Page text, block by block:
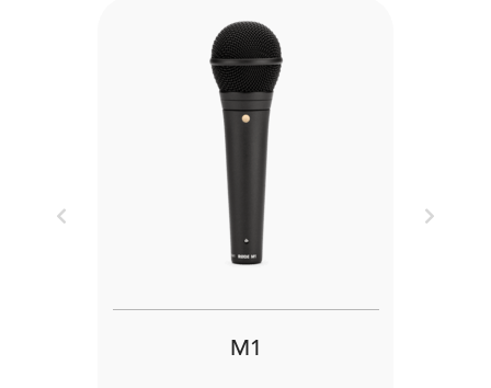
M1
Previous Next